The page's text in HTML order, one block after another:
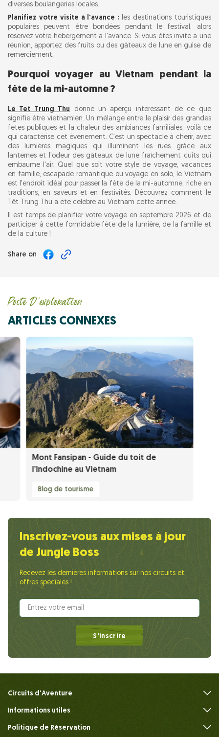
diverses boulangeries locales.
Planifiez votre visite à l'avance : les destinations touristiques
populaires peuvent être bondées pendant le festival, alors
réservez votre hébergement à l'avance. Si vous êtes invité à une
réunion, apportez des fruits ou des gâteaux de lune en guise de
remerciement.
Pourquoi voyager au Vietnam pendant la
fête de la mi-automne ?
Le Tet Trung Thu donne un aperçu intéressant de ce que
signifie être vietnamien. Un mélange entre le plaisir des grandes
fêtes publiques et la chaleur des ambiances familiales, voilà ce
qui caractérise cet événement. C'est un spectacle à chérir, avec
des lumières magiques qui illuminent les rues grâce aux
lanternes et l'odeur des gâteaux de lune fraîchement cuits qui
embaume l'air. Quel que soit votre style de voyage, vacances
en famille, escapade romantique ou voyage en solo, le Vietnam
est l'endroit idéal pour passer la fête de la mi-automne, riche en
traditions, en saveurs et en festivités. Découvrez comment le
Tết Trung Thu a été célébré au Vietnam cette année.
Il est temps de planifier votre voyage en septembre 2026 et de
participer à cette formidable fête de la lumière, de la famille et
de la culture !
Share on
Poste D'exploration
ARTICLES CONNEXES
Mont Fansipan - Guide du toit de
l’Indochine au Vietnam
Blog de tourisme
Inscrivez-vous aux mises à jour
de Jungle Boss
Recevez les dernières informations sur nos circuits et
offres spéciales !
S'inscrire
Circuits d'Aventure
Informations utiles
Politique de Réservation